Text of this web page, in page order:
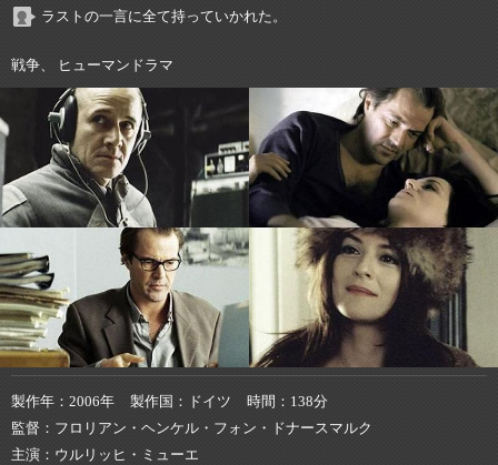
ラストの一言に全て持っていかれた。
戦争、 ヒューマンドラマ
製作年 2006年 製作国 ドイツ 時間
138分
監督
フロリアン・ヘンケル・フォン・ドナースマルク
主演
ウルリッヒ・ミューエ